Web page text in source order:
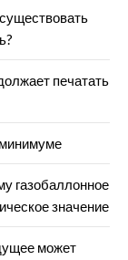
печатать
газобаллонное
значение
может